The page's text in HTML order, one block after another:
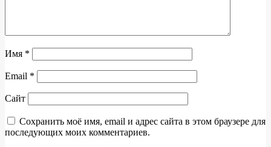
Имя *
Email *
Сайт
Сохранить моё имя, email и адрес сайта в этом браузере для
последующих моих комментариев.